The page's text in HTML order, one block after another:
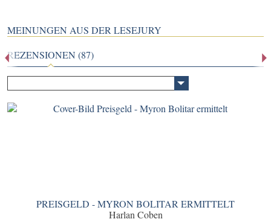
MEINUNGEN AUS DER LESEJURY
REZENSIONEN (87)
PREISGELD - MYRON BOLITAR ERMITTELT
Harlan Coben